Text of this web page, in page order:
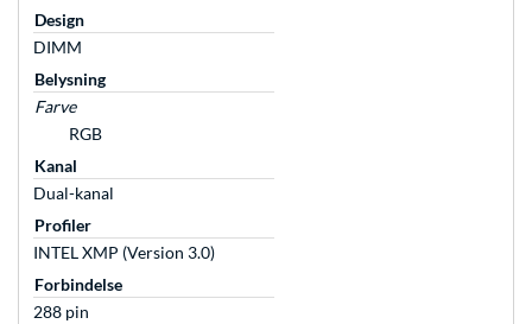
Design
DIMM
Belysning
Farve
RGB
Kanal
Dual-kanal
Profiler
INTEL XMP (Version 3.0)
Forbindelse
288 pin